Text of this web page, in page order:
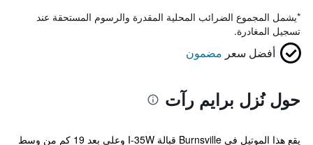
*يشمل المجموع الضرائب المحلية المقدرة والرسوم المستحقة عند
تسجيل المغادرة.
أفضل سعر مضمون
حول نُزل برايم رآت
يقع هذا الموتيل في Burnsville قبالة I-35W وعلى بعد 19 كم من وسط